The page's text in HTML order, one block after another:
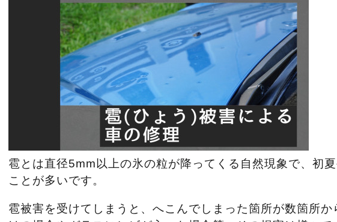
雹とは直径5mm以上の氷の粒が降ってくる自然現象で、初
ことが多いです。
雹被害を受けてしまうと、へこんでしまった箇所が数箇所